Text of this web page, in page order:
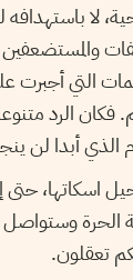
لا باستهدافه
التي
الرد
أبدا لن
اسكاتها،
وستواصل
تعقلون.